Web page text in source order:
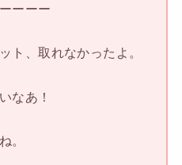
ーーー
ト、取れなかったよ。
なあ！
。